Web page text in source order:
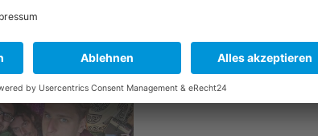
verbindet. Die sieben Musiker lassen die E-
heißt: „een snuif elektronicagepingel”.